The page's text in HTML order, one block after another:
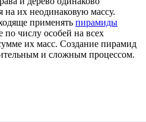
на их неодинаковую массу.
применять пирамиды
по числу особей на всех
их масс. Создание пирамид
и сложным процессом.